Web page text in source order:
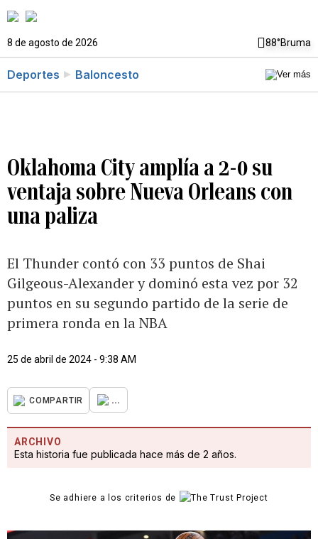
8 de agosto de 2026 88°Bruma
Deportes Baloncesto
Oklahoma City amplía a 2-0 su
ventaja sobre Nueva Orleans con
una paliza
El Thunder contó con 33 puntos de Shai
Gilgeous-Alexander y dominó esta vez por 32
puntos en su segundo partido de la serie de
primera ronda en la NBA
25 de abril de 2024 - 9:38 AM
COMPARTIR ...
ARCHIVO
Esta historia fue publicada hace más de 2 años.
Se adhiere a los criterios de